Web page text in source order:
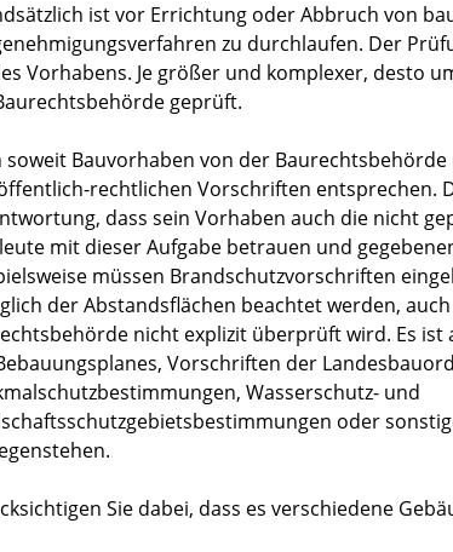
ist vor Errichtung oder Abbruch von
zu durchlaufen. Der
Vorhabens. Je größer und komplexer, desto
geprüft.
soweit Bauvorhaben von der
rechtlichen Vorschriften entsprechen.
dass sein Vorhaben auch die nicht
mit dieser Aufgabe betrauen und
müssen Brandschutzvorschriften
der Abstandsflächen beachtet werden,
nicht explizit überprüft wird. Es ist
Vorschriften der
Wasserschutz- und
oder
Sie dabei, dass es verschiedene